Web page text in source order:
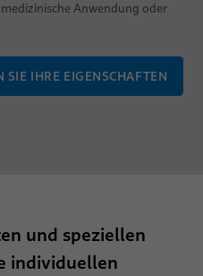
Anwendung oder
SIE IHRE EIGENSCHAFTEN
und speziellen
individuellen